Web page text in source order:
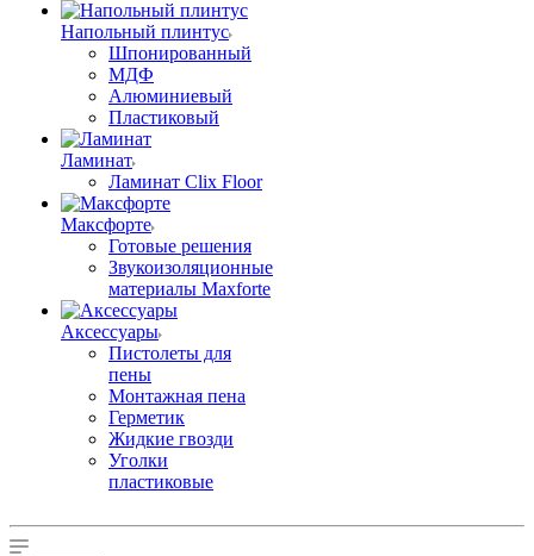
Напольный плинтус
Шпонированный
МДФ
Алюминиевый
Пластиковый
Ламинат
Ламинат Clix Floor
Максфорте
Готовые решения
Звукоизоляционные
материалы Maxforte
Аксессуары
Пистолеты для
пены
Монтажная пена
Герметик
Жидкие гвозди
Уголки
пластиковые